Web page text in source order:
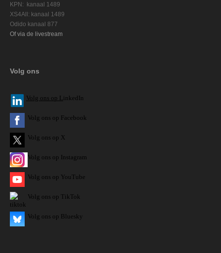
KPN: kanaal 1489
XS4All: kanaal 1489
Odido kanaal 877
Of via de livestream
Volg ons
Volg ons op L inkedIn
Volg ons op Facebook
Volg ons op X
Volg ons op Instagram
Volg ons op YouTube
Volg ons op TikTok
Volg ons op Bluesky